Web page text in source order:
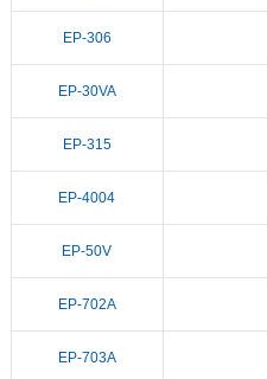
EP-306
EP-30VA
EP-315
EP-4004
EP-50V
EP-702A
EP-703A